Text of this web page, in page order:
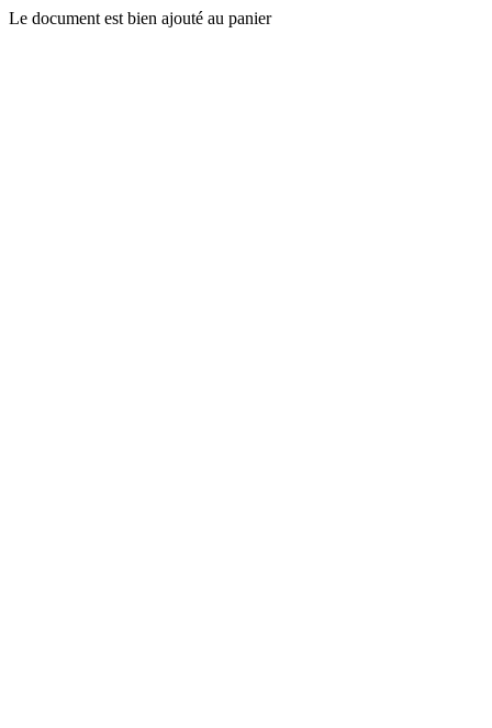
Le document est bien ajouté au panier